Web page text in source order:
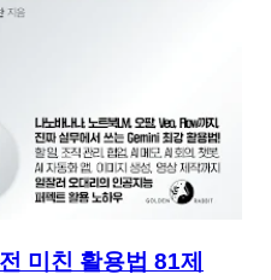
미친 활용법 81제